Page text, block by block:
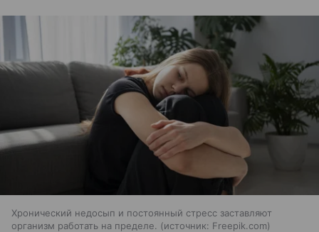
Хронический недосып и постоянный стресс заставляют
организм работать на пределе.
источник: Freepik.com